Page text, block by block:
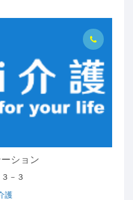
ション
３－３
護